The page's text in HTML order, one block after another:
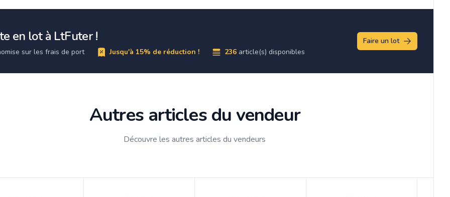
en lot à LtFuter !
sur les frais de port Jusqu'à 15% de réduction ! 236 article(s) disponibles
Faire un lot
Autres articles du vendeur
Découvre les autres articles du vendeurs